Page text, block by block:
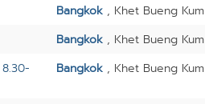
Bangkok , Khet Bueng Kum
Bangkok , Khet Bueng Kum
Bangkok , Khet Bueng Kum